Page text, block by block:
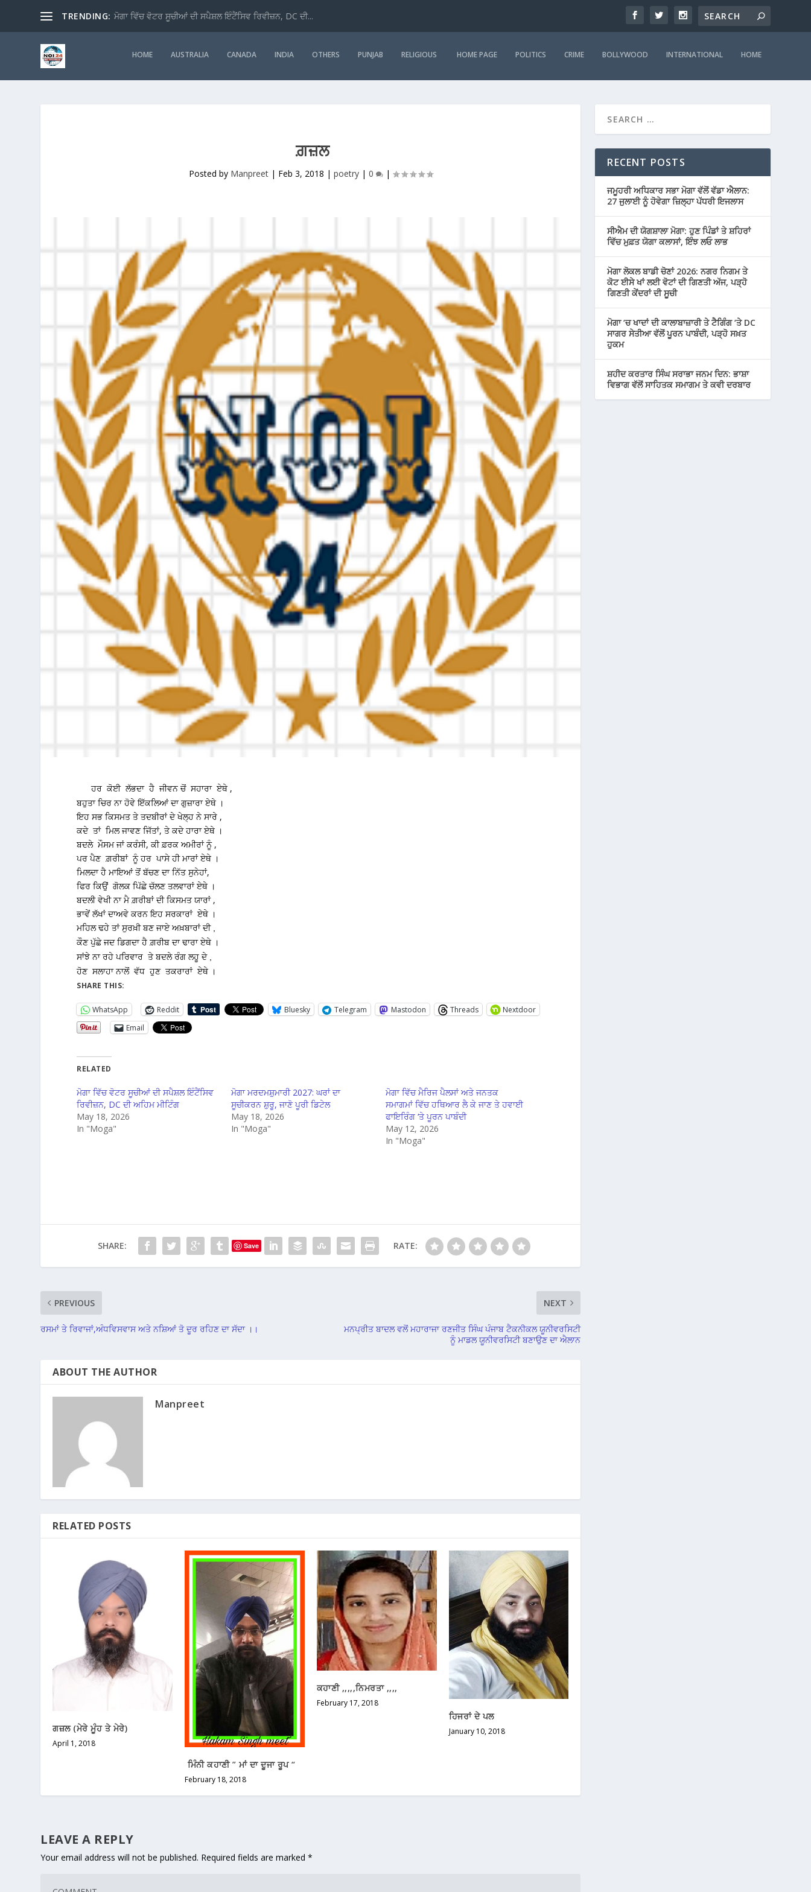
TRENDING: ਮੋਗਾ ਵਿੱਚ ਵੋਟਰ ਸੂਚੀਆਂ ਦੀ ਸਪੈਸ਼ਲ ਇੰਟੈਂਸਿਵ ਰਿਵੀਜ਼ਨ, DC ਦੀ...
HOME AUSTRALIA CANADA INDIA OTHERS PUNJAB RELIGIOUS HOME PAGE POLITICS CRIME BOLLYWOOD INTERNATIONAL HOME
ਗ਼ਜ਼ਲ
Posted by Manpreet| Feb 3, 2018 | poetry| 0 |
ਹਰ ਕੋਈ ਲੱਭਦਾ ਹੈ ਜੀਵਨ ਚੋਂ ਸਹਾਰਾ ਏਥੇ ,
ਬਹੁਤਾ ਚਿਰ ਨਾ ਹੋਵੇ ਇੱਕਲਿਆਂ ਦਾ ਗੁਜ਼ਾਰਾ ਏਥੇ ।
ਇਹ ਸਭ ਕਿਸਮਤ ਤੇ ਤਦਬੀਰਾਂ ਦੇ ਖੇਲ੍ਹ ਨੇ ਸਾਰੇ ,
ਕਦੇ ਤਾਂ ਮਿਲ ਜਾਵਣ ਜਿੱਤਾਂ, ਤੇ ਕਦੇ ਹਾਰਾ ਏਥੇ ।
ਬਦਲੇ ਮੌਸਮ ਜਾਂ ਕਰੰਸੀ, ਕੀ ਫ਼ਰਕ ਅਮੀਰਾਂ ਨੂੰ ,
ਪਰ ਪੈਣ ਗ਼ਰੀਬਾਂ ਨੂੰ ਹਰ ਪਾਸੇ ਹੀ ਮਾਰਾਂ ਏਥੇ ।
ਮਿਲਦਾ ਹੈ ਮਾਇਆਂ ਤੋਂ ਬੱਚਣ ਦਾ ਨਿੱਤ ਸੁਨੇਹਾਂ,
ਫਿਰ ਕਿਉਂ ਗੋਲਕ ਪਿੱਛੇ ਚੱਲਣ ਤਲਵਾਰਾਂ ਏਥੇ ।
ਬਦਲੀ ਵੇਖੀ ਨਾ ਮੈ ਗ਼ਰੀਬਾਂ ਦੀ ਕਿਸਮਤ ਯਾਰਾਂ ,
ਭਾਵੇਂ ਲੱਖਾਂ ਦਾਅਵੇ ਕਰਨ ਇਹ ਸਰਕਾਰਾਂ ਏਥੇ ।
ਮਹਿਲ ਢਹੇ ਤਾਂ ਸੁਰਖ਼ੀ ਬਣ ਜਾਏ ਅਖ਼ਬਾਰਾਂ ਦੀ ,
ਕੌਣ ਪੁੱਛੇ ਜਦ ਡਿਗਦਾ ਹੈ ਗ਼ਰੀਬ ਦਾ ਢਾਰਾ ਏਥੇ ।
ਸਾਂਝੇ ਨਾ ਰਹੇ ਪਰਿਵਾਰ ਤੇ ਬਦਲੇ ਰੰਗ ਲਹੂ ਦੇ ,
ਹੋਣ ਸਲਾਹਾ ਨਾਲੋਂ ਵੱਧ ਹੁਣ ਤਕਰਾਰਾਂ ਏਥੇ ।
SHARE THIS:
WhatsApp Reddit Bluesky Telegram Mastodon Threads
Nextdoor
Email
RELATED
ਮੋਗਾ ਵਿੱਚ ਵੋਟਰ ਸੂਚੀਆਂ ਦੀ ਸਪੈਸ਼ਲ ਇੰਟੈਂਸਿਵ
ਰਿਵੀਜ਼ਨ, DC ਦੀ ਅਹਿਮ ਮੀਟਿੰਗ
May 18, 2026
In "Moga"
ਮੋਗਾ ਮਰਦਮਸ਼ੁਮਾਰੀ 2027: ਘਰਾਂ ਦਾ
ਸੂਚੀਕਰਨ ਸ਼ੁਰੂ, ਜਾਣੋ ਪੂਰੀ ਡਿਟੇਲ
May 18, 2026
In "Moga"
ਮੋਗਾ ਵਿੱਚ ਮੈਰਿਜ ਪੈਲਸਾਂ ਅਤੇ ਜਨਤਕ
ਸਮਾਗਮਾਂ ਵਿੱਚ ਹਥਿਆਰ ਲੈ ਕੇ ਜਾਣ ਤੇ ਹਵਾਈ
ਫਾਇਰਿੰਗ ‘ਤੇ ਪੂਰਨ ਪਾਬੰਦੀ
May 12, 2026
In "Moga"
SHARE: Save RATE:
PREVIOUS
ਰਸਮਾਂ ਤੇ ਰਿਵਾਜਾਂ,ਅੰਧਵਿਸਵਾਸ ਅਤੇ ਨਸ਼ਿਆਂ ਤੋ ਦੂਰ ਰਹਿਣ ਦਾ ਸੱਦਾ ।।
NEXT
ਮਨਪ੍ਰੀਤ ਬਾਦਲ ਵਲੋਂ ਮਹਾਰਾਜਾ ਰਣਜੀਤ ਸਿੰਘ ਪੰਜਾਬ ਟੈਕਨੀਕਲ ਯੂਨੀਵਰਸਿਟੀ
ਨੂੰ ਮਾਡਲ ਯੂਨੀਵਰਸਿਟੀ ਬਣਾਉਣ ਦਾ ਐਲਾਨ
ABOUT THE AUTHOR
Manpreet
RELATED POSTS
ਗਜ਼ਲ (ਮੇਰੇ ਮੂੰਹ ਤੇ ਮੇਰੇ)
April 1, 2018
ਮਿੰਨੀ ਕਹਾਣੀ ” ਮਾਂ ਦਾ ਦੂਜਾ ਰੂਪ “
February 18, 2018
ਕਹਾਣੀ ,,,,,ਨਿਮਰਤਾ ,,,,
February 17, 2018
ਹਿਜਰਾਂ ਦੇ ਪਲ
January 10, 2018
LEAVE A REPLY
Your email address will not be published. Required fields are marked*
RECENT POSTS
ਜਮੂਹਰੀ ਅਧਿਕਾਰ ਸਭਾ ਮੋਗਾ ਵੱਲੋਂ ਵੱਡਾ ਐਲਾਨ:
27 ਜੁਲਾਈ ਨੂੰ ਹੋਵੇਗਾ ਜ਼ਿਲ੍ਹਾ ਪੱਧਰੀ ਇਜਲਾਸ
ਸੀਐਮ ਦੀ ਯੋਗਸ਼ਾਲਾ ਮੋਗਾ: ਹੁਣ ਪਿੰਡਾਂ ਤੇ ਸ਼ਹਿਰਾਂ
ਵਿੱਚ ਮੁਫ਼ਤ ਯੋਗਾ ਕਲਾਸਾਂ, ਇੰਝ ਲਓ ਲਾਭ
ਮੋਗਾ ਲੋਕਲ ਬਾਡੀ ਚੋਣਾਂ 2026: ਨਗਰ ਨਿਗਮ ਤੇ
ਕੋਟ ਈਸੇ ਖਾਂ ਲਈ ਵੋਟਾਂ ਦੀ ਗਿਣਤੀ ਅੱਜ, ਪੜ੍ਹੋ
ਗਿਣਤੀ ਕੇਂਦਰਾਂ ਦੀ ਸੂਚੀ
ਮੋਗਾ ‘ਚ ਖਾਦਾਂ ਦੀ ਕਾਲਾਬਾਜ਼ਾਰੀ ਤੇ ਟੈਗਿੰਗ ‘ਤੇ DC
ਸਾਗਰ ਸੇਤੀਆ ਵੱਲੋਂ ਪੂਰਨ ਪਾਬੰਦੀ, ਪੜ੍ਹੋ ਸਖ਼ਤ
ਹੁਕਮ
ਸ਼ਹੀਦ ਕਰਤਾਰ ਸਿੰਘ ਸਰਾਭਾ ਜਨਮ ਦਿਨ: ਭਾਸ਼ਾ
ਵਿਭਾਗ ਵੱਲੋਂ ਸਾਹਿਤਕ ਸਮਾਗਮ ਤੇ ਕਵੀ ਦਰਬਾਰ